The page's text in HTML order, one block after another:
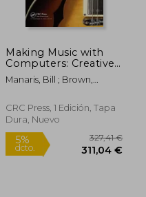
5%
dcto.
Making Music with
Computers: Creative
Programming in
Python (en Inglés)
Manaris, Bill ; Brown,
CRC Press, 1 Edición, Tapa
Dura, Nuevo